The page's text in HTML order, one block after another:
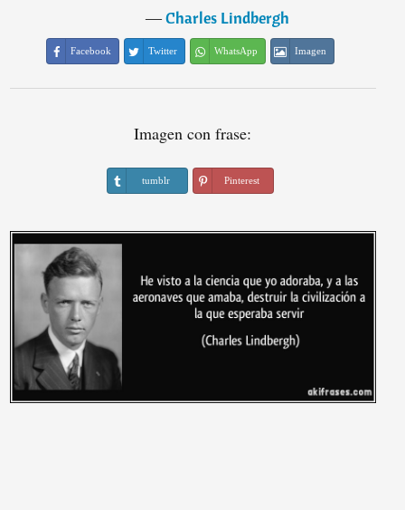
―Charles Lindbergh
Facebook Twitter WhatsApp Imagen
Imagen con frase:
tumblr Pinterest